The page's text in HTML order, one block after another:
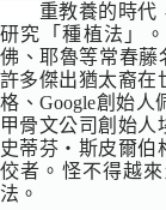
重教養的時代
研究「種植法」
佛、耶魯等常春藤
許多傑出猶太裔在
格、Google創始人
甲骨文公司創始人
史蒂芬‧斯皮爾
佼者。怪不得越
法。